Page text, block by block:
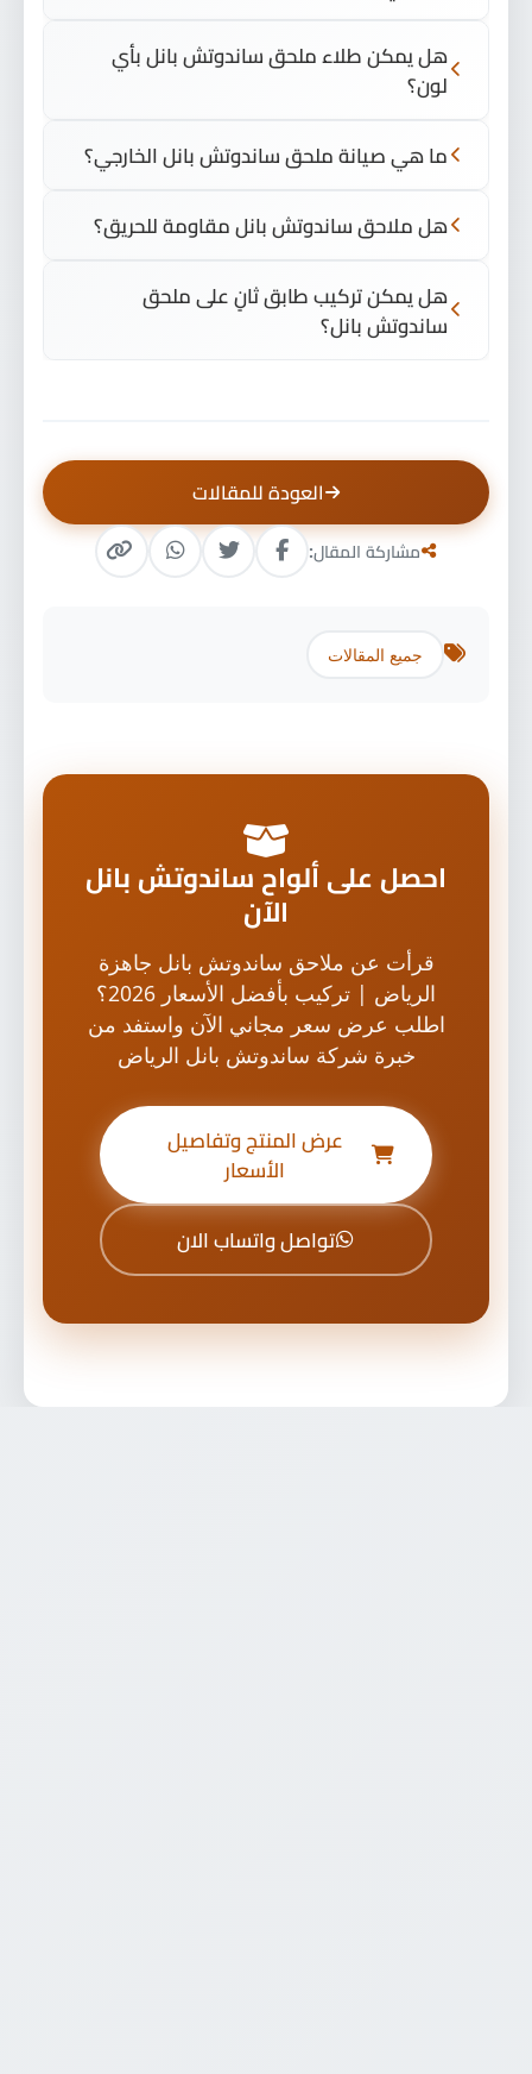
هل يمكن طلاء ملحق ساندوتش بانل بأي
لون؟
ما هي صيانة ملحق ساندوتش بانل الخارجي؟
هل ملاحق ساندوتش بانل مقاومة للحريق؟
هل يمكن تركيب طابق ثانٍ على ملحق
ساندوتش بانل؟
العودة للمقالات
مشاركة المقال:
جميع المقالات
احصل على ألواح ساندوتش بانل
الآن
قرأت عن ملاحق ساندوتش بانل جاهزة
الرياض | تركيب بأفضل الأسعار 2026؟
اطلب عرض سعر مجاني الآن واستفد من
خبرة شركة ساندوتش بانل الرياض
عرض المنتج وتفاصيل
الأسعار
تواصل واتساب الان